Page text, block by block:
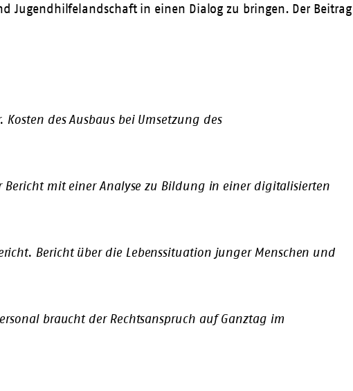
Jugendhilfelandschaft in einen Dialog zu bringen. Der Beitrag
Kosten des Ausbaus bei Umsetzung des
mit einer Analyse zu Bildung in einer digitalisierten
. Bericht über die Lebenssituation junger Menschen und
braucht der Rechtsanspruch auf Ganztag im